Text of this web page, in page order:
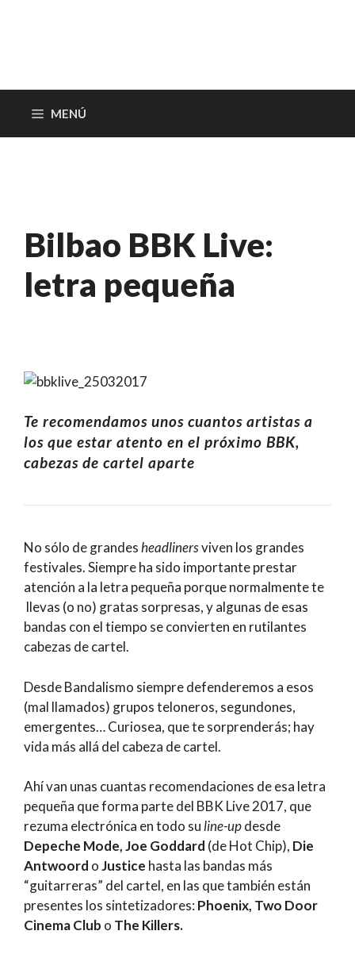
MENÚ
Bilbao BBK Live:
letra pequeña
Te recomendamos unos cuantos artistas a
los que estar atento en el próximo BBK,
cabezas de cartel aparte
No sólo de grandesheadlinersviven los grandes
festivales. Siempre ha sido importante prestar
atención a la letra pequeña porque normalmente te
llevas (o no) gratas sorpresas, y algunas de esas
bandas con el tiempo se convierten en rutilantes
cabezas de cartel.
Desde Bandalismo siempre defenderemos a esos
(mal llamados) grupos teloneros, segundones,
emergentes… Curiosea, que te sorprenderás; hay
vida más allá del cabeza de cartel.
Ahí van unas cuantas recomendaciones de esa letra
pequeña que forma parte del BBK Live 2017, que
rezuma electrónica en todo su line-updesde
Depeche Mode, Joe Goddard (de Hot Chip), Die
Antwoord oJustice hasta las bandas más
“guitarreras” del cartel, en las que también están
presentes los sintetizadores: Phoenix, Two Door
Cinema Club o The Killers.